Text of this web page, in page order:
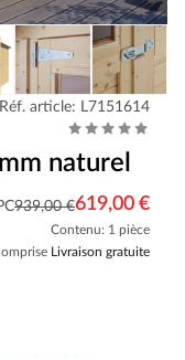
Réf. article: L7151614
naturel
939,00 €619,00 €
Contenu: 1 pièce
Livraison gratuite